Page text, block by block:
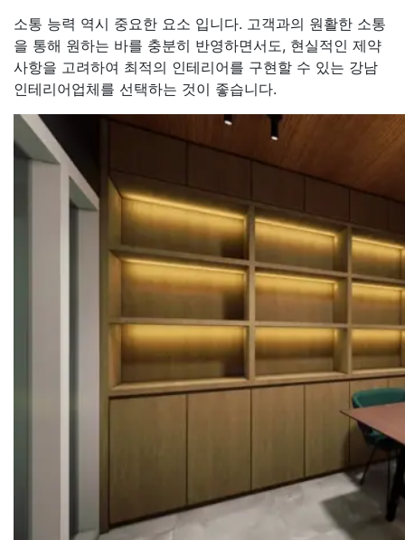
소통 능력 역시 중요한 요소 입니다. 고객과의 원활한 소통
을 통해 원하는 바를 충분히 반영하면서도, 현실적인 제약
사항을 고려하여 최적의 인테리어를 구현할 수 있는 강남
인테리어업체를 선택하는 것이 좋습니다.